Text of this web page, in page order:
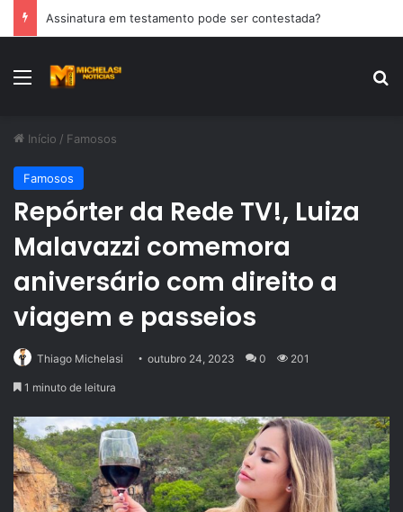
Assinatura em testamento pode ser contestada?
Menu
Início / Famosos
Famosos
Repórter da Rede TV!, Luiza
Malavazzi comemora
aniversário com direito a
viagem e passeios
Thiago Michelasi outubro 24, 2023 0 201
1 minuto de leitura